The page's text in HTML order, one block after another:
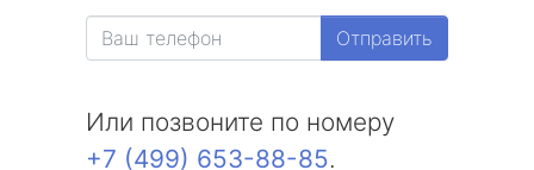
Отправить
Или позвоните по номеру
+7 (499) 653-88-85.